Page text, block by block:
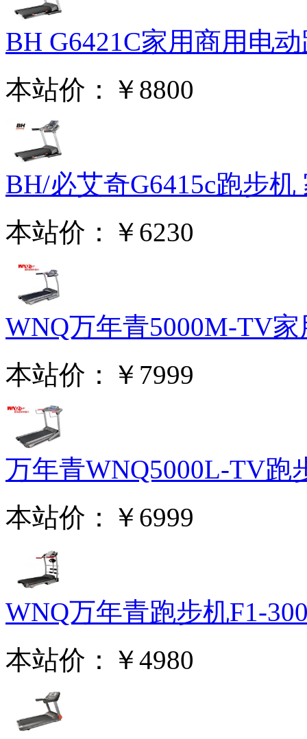
BH G6421C家用商用电
本站价：
￥8800
BH/必艾奇G6415c跑步机
本站价：
￥6230
WNQ万年青5000M-TV家
本站价：
￥7999
万年青WNQ5000L-TV跑
本站价：
￥6999
WNQ万年青跑步机F1-
本站价：
￥4980